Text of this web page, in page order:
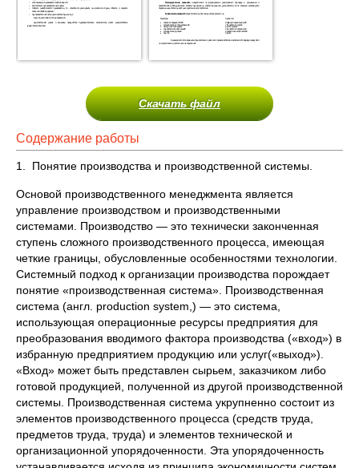
Скачать файл
Содержание работы
1. Понятие производства и производственной системы.
Основой производственного менеджмента является
управление производством и производственными
системами. Производство — это технически законченная
ступень сложного производственного процесса, имеющая
четкие границы, обусловленные особенностями технологии.
Системный подход к организации производства порождает
понятие «производственная система». Производственная
система (англ. production system,) — это система,
использующая операционные ресурсы предприятия для
преобразования вводимого фактора производства («вход») в
избранную предприятием продукцию или услуг(«выход»).
«Вход» может быть представлен сырьем, заказчиком либо
готовой продукцией, полученной из другой производственной
системы. Производственная система укрупненно состоит из
элементов производственного процесса (средств труда,
предметов труда, труда) и элементов технической и
организационной упорядоченности. Эта упорядоченность